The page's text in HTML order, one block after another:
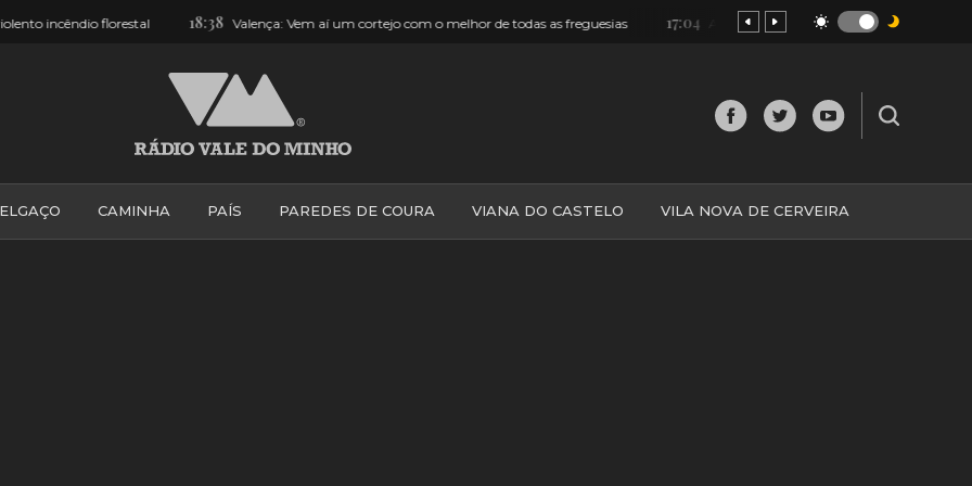
florestal 18:38 Valença: Vem aí um cortejo com o melhor de todas as freguesias 17:04 Alto Minho: Dois jovens feridos após colisão na
CAMINHA PAÍS PAREDES DE COURA VIANA DO CASTELO VILA NOVA DE CERVEIRA